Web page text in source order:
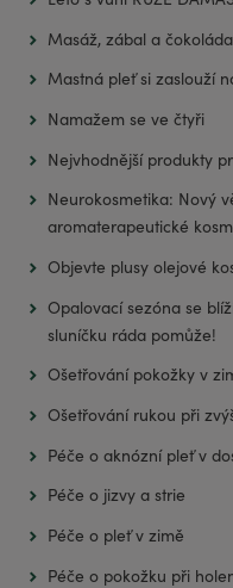
Masáž, zábal a
Mastná pleť si zaslouží
Namažem se ve čtyři
Nejvhodnější produkty
Neurokosmetika: Nový
aromaterapeutické
Objevte plusy olejové
Opalovací sezóna se
sluníčku ráda pomůže!
Ošetřování pokožky v
Ošetřování rukou při
Péče o aknózní pleť v
Péče o jizvy a strie
Péče o pleť v zimě
Péče o pokožku při